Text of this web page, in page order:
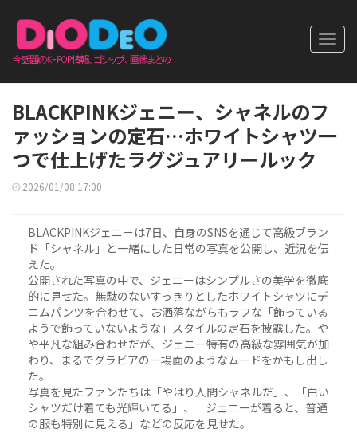
BLACKPINKジェニー、シャネルのフ
ァッションの定石…ホワイトシャツ一
つで仕上げたラグジュアリールック
2026/01/08 17:00
BLACKPINKジェニーは7日、自身のSNSを通じて高級ブラン
ド「シャネル」と一緒にした日常の写真を公開し、近況を伝
えた。
公開された写真の中で、ジェニーはシンプルさの美学を徹底
的に見せた。無駄のないすっきりとしたホワイトシャツにデ
ニムパンツを合わせて、お洒落ながらもラフな「飾っている
ようで飾っていないような」スタイルの定石を披露した。や
や平凡な組み合わせだが、ジェニー特有の高級な雰囲気が加
わり、まるでグラビアの一場面のようなムードをかもし出し
た。
写真を見たファンたちは「やはり人間シャネルだ」、「白い
シャツだけ着ても光輝いてる」、「ジェニーが着ると、普通
の服も特別に見える」などの反応を見せた。